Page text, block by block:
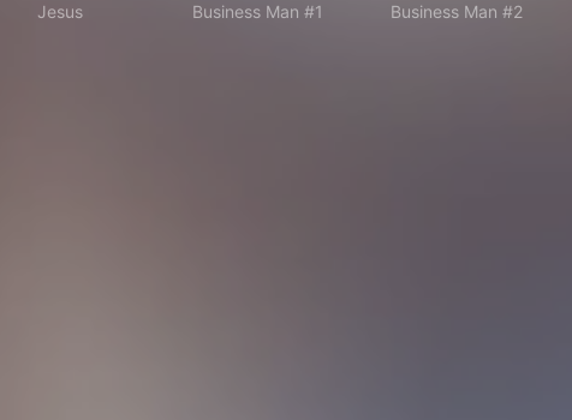
Jesus
Business Man #1
Business Man #2